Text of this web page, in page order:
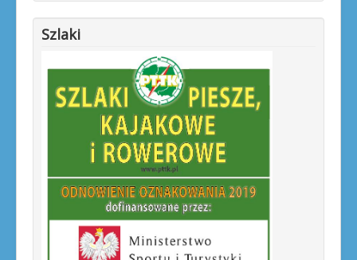
Szlaki